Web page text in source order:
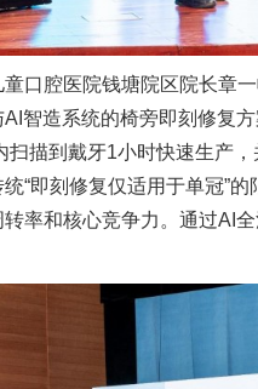
口腔医院钱塘院区院长章
智造系统的椅旁即刻修复
描到戴牙1小时快速生产
“即刻修复仅适用于单冠”
率和核心竞争力。通过AI